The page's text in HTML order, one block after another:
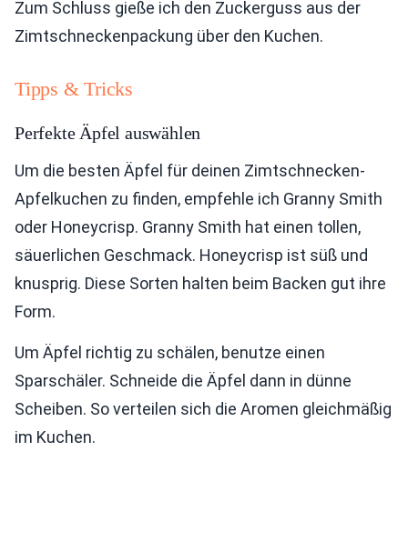
Zum Schluss gieße ich den Zuckerguss aus der
Zimtschneckenpackung über den Kuchen.
Tipps & Tricks
Perfekte Äpfel auswählen
Um die besten Äpfel für deinen Zimtschnecken-
Apfelkuchen zu finden, empfehle ich Granny Smith
oder Honeycrisp. Granny Smith hat einen tollen,
säuerlichen Geschmack. Honeycrisp ist süß und
knusprig. Diese Sorten halten beim Backen gut ihre
Form.
Um Äpfel richtig zu schälen, benutze einen
Sparschäler. Schneide die Äpfel dann in dünne
Scheiben. So verteilen sich die Aromen gleichmäßig
im Kuchen.